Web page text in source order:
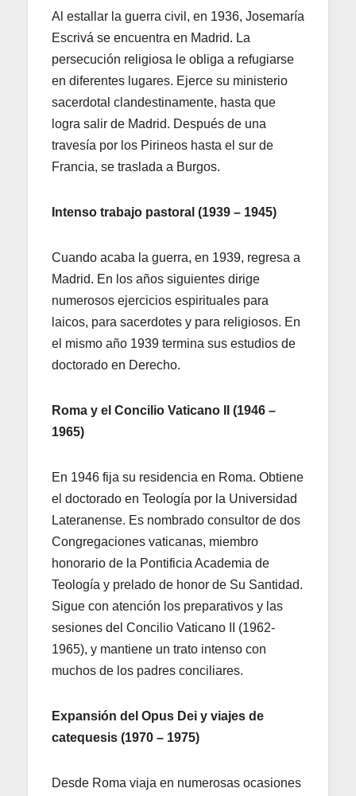
Al estallar la guerra civil, en 1936, Josemaría
Escrivá se encuentra en Madrid. La
persecución religiosa le obliga a refugiarse
en diferentes lugares. Ejerce su ministerio
sacerdotal clandestinamente, hasta que
logra salir de Madrid. Después de una
travesía por los Pirineos hasta el sur de
Francia, se traslada a Burgos.
Intenso trabajo pastoral (1939 – 1945)
Cuando acaba la guerra, en 1939, regresa a
Madrid. En los años siguientes dirige
numerosos ejercicios espirituales para
laicos, para sacerdotes y para religiosos. En
el mismo año 1939 termina sus estudios de
doctorado en Derecho.
Roma y el Concilio Vaticano II (1946 –
1965)
En 1946 fija su residencia en Roma. Obtiene
el doctorado en Teología por la Universidad
Lateranense. Es nombrado consultor de dos
Congregaciones vaticanas, miembro
honorario de la Pontificia Academia de
Teología y prelado de honor de Su Santidad.
Sigue con atención los preparativos y las
sesiones del Concilio Vaticano II (1962-
1965), y mantiene un trato intenso con
muchos de los padres conciliares.
Expansión del Opus Dei y viajes de
catequesis (1970 – 1975)
Desde Roma viaja en numerosas ocasiones